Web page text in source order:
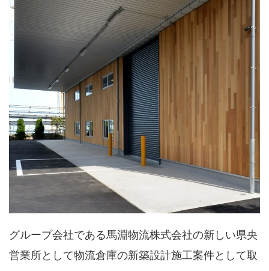
グループ会社である馬淵物流株式会社の新しい県央
営業所として物流倉庫の新築設計施工案件として取